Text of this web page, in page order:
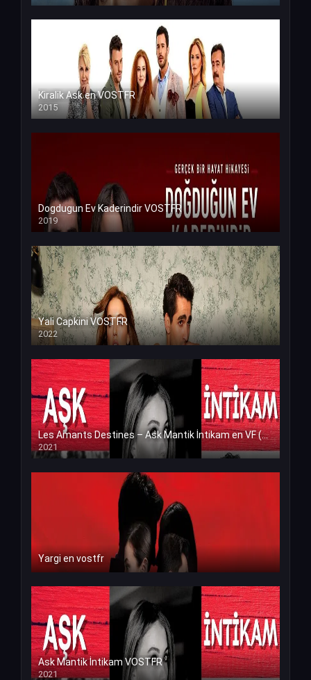
Kiralik Ask en VOSTFR
2015
Dogdugun Ev Kaderindir VOSTFR
2019
Yali Capkini VOSTFR
2022
Les Amants Destines – Ask Mantik İntikam en VF (Voix Francaise)
2021
Yargi en vostfr
Ask Mantik İntikam VOSTFR
2021